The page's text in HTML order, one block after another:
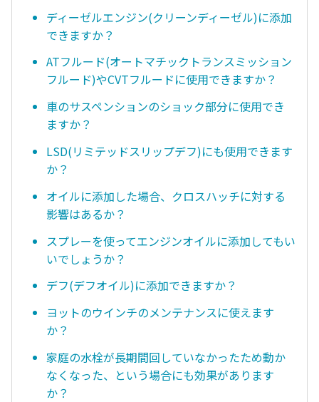
ディーゼルエンジン(クリーンディーゼル)に添加
できますか？
ATフルード(オートマチックトランスミッション
フルード)やCVTフルードに使用できますか？
車のサスペンションのショック部分に使用でき
ますか？
LSD(リミテッドスリップデフ)にも使用できます
か？
オイルに添加した場合、クロスハッチに対する
影響はあるか？
スプレーを使ってエンジンオイルに添加してもい
いでしょうか？
デフ(デフオイル)に添加できますか？
ヨットのウインチのメンテナンスに使えます
か？
家庭の水栓が長期間回していなかったため動か
なくなった、という場合にも効果があります
か？